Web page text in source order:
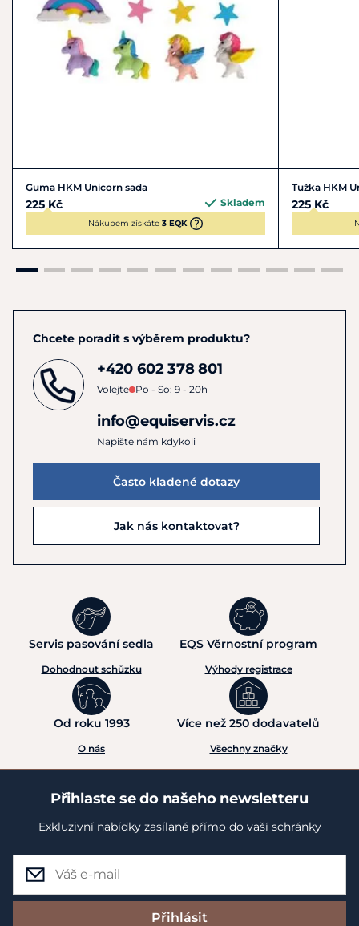
Guma HKM Unicorn sada
225 Kč Skladem
Nákupem získáte 3 EQK
Tužka HKM
225 Kč
Chcete poradit s výběrem produktu?
+420 602 378 801
Volejte Po - So: 9 - 20h
info@equiservis.cz
Napište nám kdykoli
Často kladené dotazy
Jak nás kontaktovat?
Servis pasování sedla
Dohodnout schůzku
EQS Věrnostní program
Výhody registrace
Od roku 1993
O nás
Více než 250 dodavatelů
Všechny značky
Přihlaste se do našeho newsletteru
Exkluzivní nabídky zasílané přímo do vaší schránky
Přihlásit